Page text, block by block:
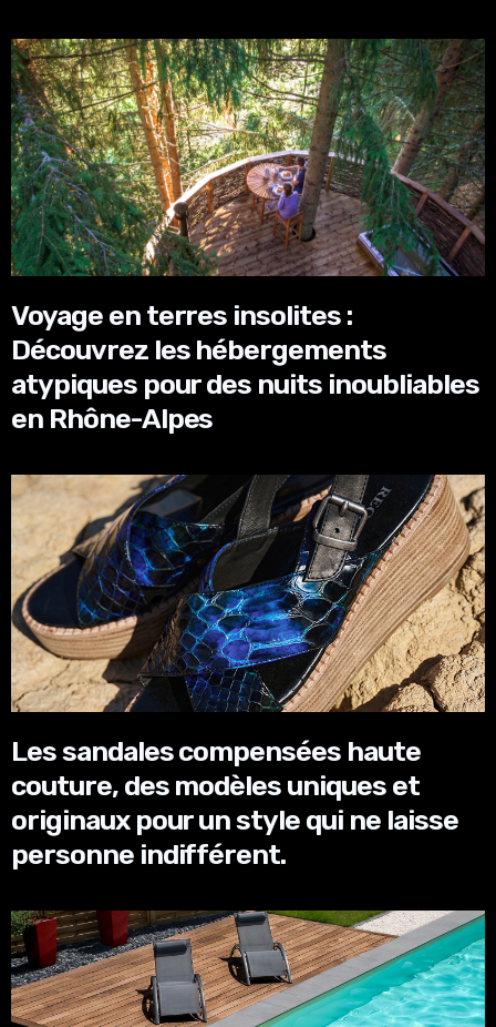
Voyage en terres insolites :
Découvrez les hébergements
atypiques pour des nuits inoubliables
en Rhône-Alpes
Les sandales compensées haute
couture, des modèles uniques et
originaux pour un style qui ne laisse
personne indifférent.